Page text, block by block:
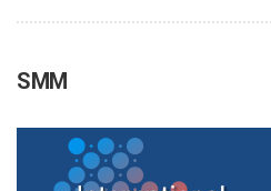
SMM